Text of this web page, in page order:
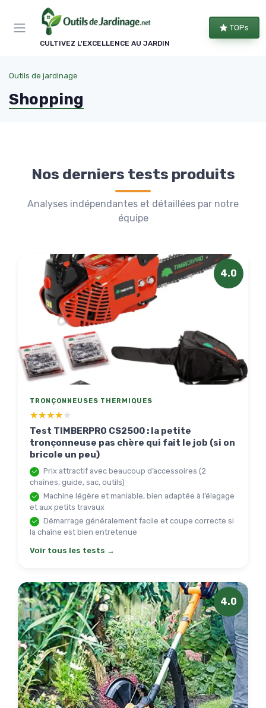
CULTIVEZ L'EXCELLENCE AU JARDIN
TOPs
Outils de jardinage
Shopping
Nos derniers tests produits
Analyses indépendantes et détaillées par notre
équipe
4.0
TRONÇONNEUSES THERMIQUES
★★★★★
★★★★★
Test TIMBERPRO CS2500 : la petite
tronçonneuse pas chère qui fait le job (si on
bricole un peu)
Prix attractif avec beaucoup d’accessoires (2
chaînes, guide, sac, outils)
Machine légère et maniable, bien adaptée à l’élagage
et aux petits travaux
Démarrage généralement facile et coupe correcte si
la chaîne est bien entretenue
Voir tous les tests →
4.0
Panneau de gestion des cookies